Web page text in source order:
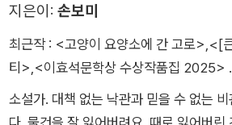
지은이: 손보미
최근작 : <고양이 요양소에 간 고로> <[
티> <이효석문학상 수상작품집 2025>
소설가. 대책 없는 낙관과 믿을 수 없는